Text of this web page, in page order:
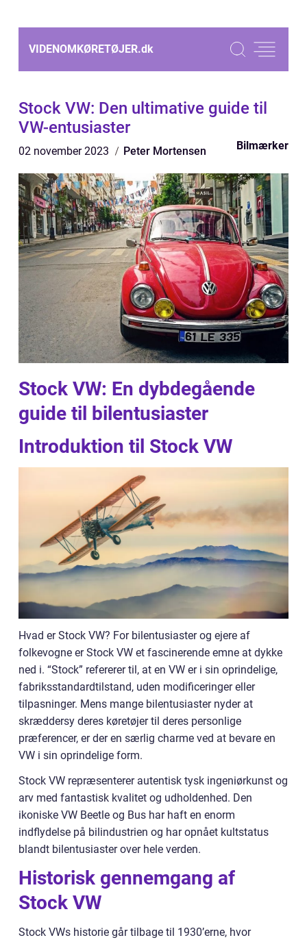
VIDENOMKØRETØJER.dk
Stock VW: Den ultimative guide til
VW-entusiaster
02 november 2023 Peter Mortensen Bilmærker
Stock VW: En dybdegående
guide til bilentusiaster
Introduktion til Stock VW
Hvad er Stock VW? For bilentusiaster og ejere af
folkevogne er Stock VW et fascinerende emne at dykke
ned i. “Stock” refererer til, at en VW er i sin oprindelige,
fabriksstandardtilstand, uden modificeringer eller
tilpasninger. Mens mange bilentusiaster nyder at
skræddersy deres køretøjer til deres personlige
præferencer, er der en særlig charme ved at bevare en
VW i sin oprindelige form.
Stock VW repræsenterer autentisk tysk ingeniørkunst og
arv med fantastisk kvalitet og udholdenhed. Den
ikoniske VW Beetle og Bus har haft en enorm
indflydelse på bilindustrien og har opnået kultstatus
blandt bilentusiaster over hele verden.
Historisk gennemgang af
Stock VW
Stock VWs historie går tilbage til 1930’erne, hvor